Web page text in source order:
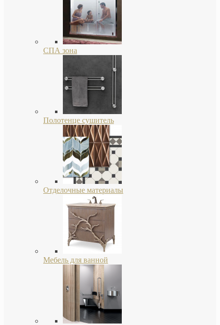
СПА зона
Полотенце сушитель
Отделочные материалы
Мебель для ванной